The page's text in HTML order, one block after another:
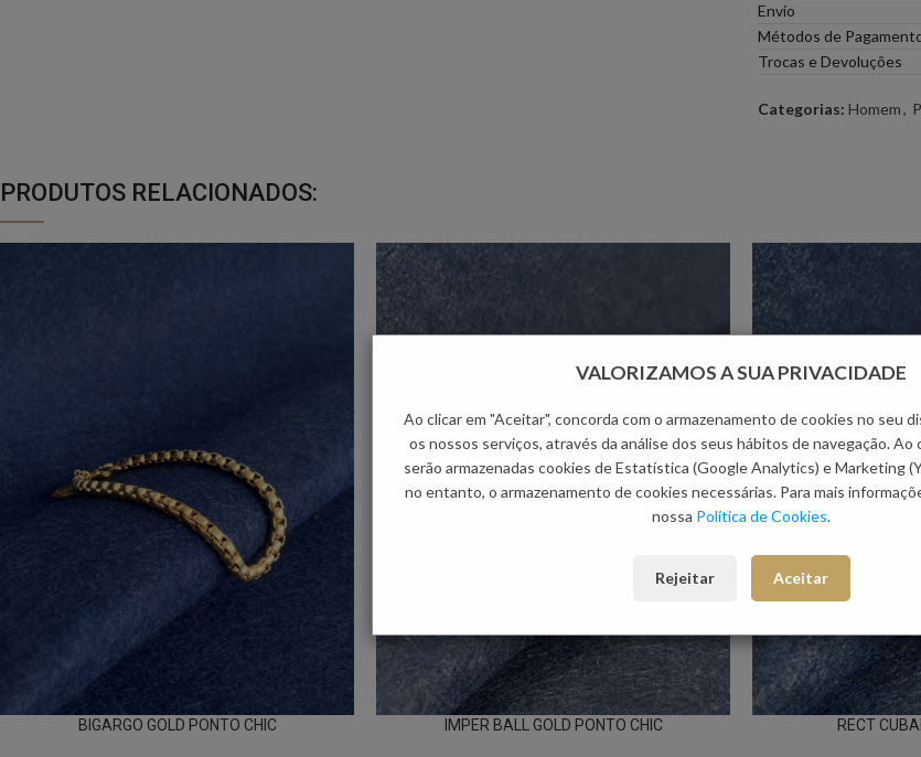
LOCOLUXO
Envio
Métodos de
Trocas e Devoluções
Categorias: Homem,
PRODUTOS RELACIONADOS:
BIGARGO GOLD PONTO CHIC IMPER BALL GOLD PONTO CHIC RECT
VALORIZAMOS A SUA PRIVACIDADE
Ao clicar em "Aceitar", concorda com o armazenamento de cookies no seu
os nossos serviços, através da análise dos seus hábitos de navegação. Ao
serão armazenadas cookies de Estatística (Google Analytics) e Marketing
no entanto, o armazenamento de cookies necessárias. Para mais
nossa Política de Cookies.
Rejeitar Aceitar